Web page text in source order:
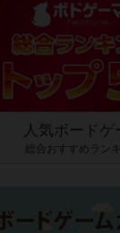
人気ボードゲ
総合おすすめラン